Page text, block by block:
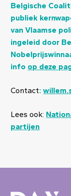
Belgische
publiek
van Vlaamse
ingeleid door
info op deze
Contact:
Lees ook:
partijen